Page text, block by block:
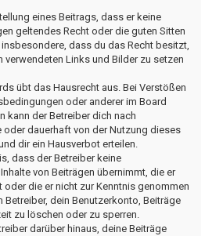
eines Beitrags, dass er keine
geltendes Recht oder die guten Sitten
dass du das Recht besitzt,
verwendeten Links und Bilder zu setzen
übt das Hausrecht aus. Bei Verstößen
oder anderer im Board
kann der Betreiber dich nach
dauerhaft von der Nutzung dieses
dir ein Hausverbot erteilen.
dass der Betreiber keine
von Beiträgen übernimmt, die er
die er nicht zur Kenntnis genommen
Betreiber, dein Benutzerkonto, Beiträge
zu löschen oder zu sperren.
darüber hinaus, deine Beiträge